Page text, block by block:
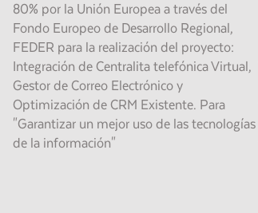
80% por la Unión Europea a través del
Fondo Europeo de Desarrollo Regional,
FEDER para la realización del proyecto:
Integración de Centralita telefónica Virtual,
Gestor de Correo Electrónico y
Optimización de CRM Existente. Para
"Garantizar un mejor uso de las tecnologías
de la información"